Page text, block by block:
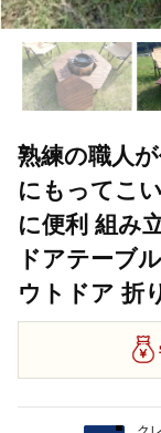
熟練の職人
にもってこ
に便利 組み
ドアテーブ
ウトドア 折